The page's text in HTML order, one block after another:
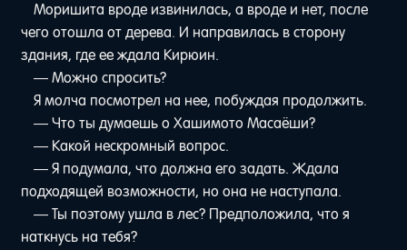
Моришита вроде извинилась, а вроде и нет, после
чего отошла от дерева. И направилась в сторону
здания, где ее ждала Кирюин.
— Можно спросить?
Я молча посмотрел на нее, побуждая продолжить.
— Что ты думаешь о Хашимото Масаёши?
— Какой нескромный вопрос.
— Я подумала, что должна его задать. Ждала
подходящей возможности, но она не наступала.
— Ты поэтому ушла в лес? Предположила, что я
наткнусь на тебя?